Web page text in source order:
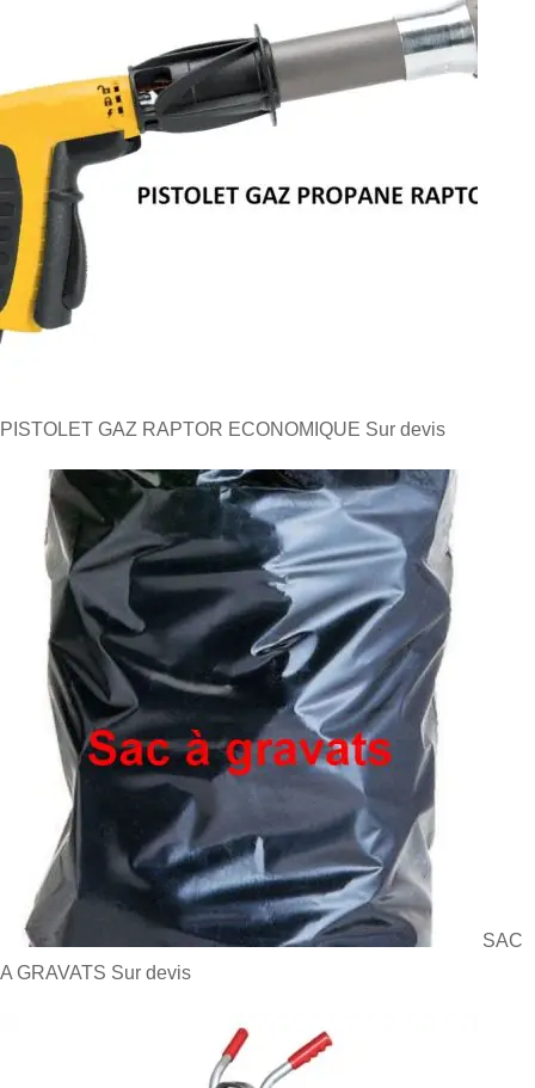
PISTOLET GAZ RAPTOR ECONOMIQUE Sur devis
SAC
A GRAVATS Sur devis